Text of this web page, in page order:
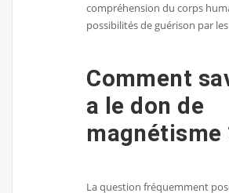
compréhension du corps
possibilités de guérison par
Comment
a le don de
magnétisme
La question fréquemment